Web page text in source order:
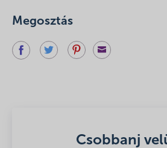
Megosztás
Csobbanj